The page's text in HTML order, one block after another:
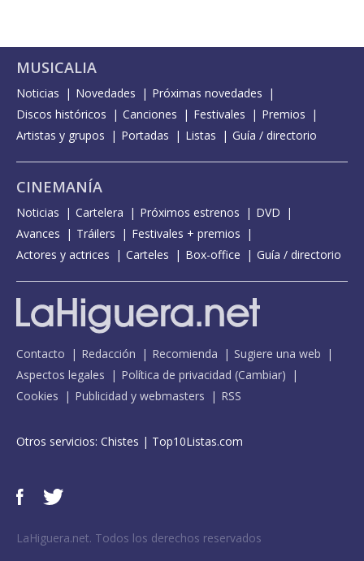
MUSICALIA
Noticias Novedades
Próximas novedades
Discos históricos
Canciones Festivales
Premios
Artistas y grupos
Portadas Listas Guía / directorio
CINEMANÍA
Noticias Cartelera Próximos estrenos
DVD
Avances
Tráilers
Festivales + premios
Actores y actrices
Carteles Box-office Guía / directorio
Contacto Redacción Recomienda
Sugiere una web
Aspectos legales
Política de privacidad (Cambiar)
Cookies
Publicidad y webmasters RSS
Otros servicios: Chistes | Top10Listas.com
LaHiguera.net. Todos los derechos reservados